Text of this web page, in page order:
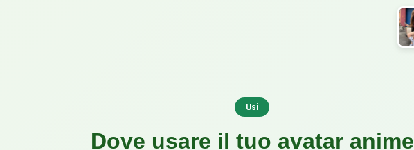
Usi
Dove usare il tuo avatar anime